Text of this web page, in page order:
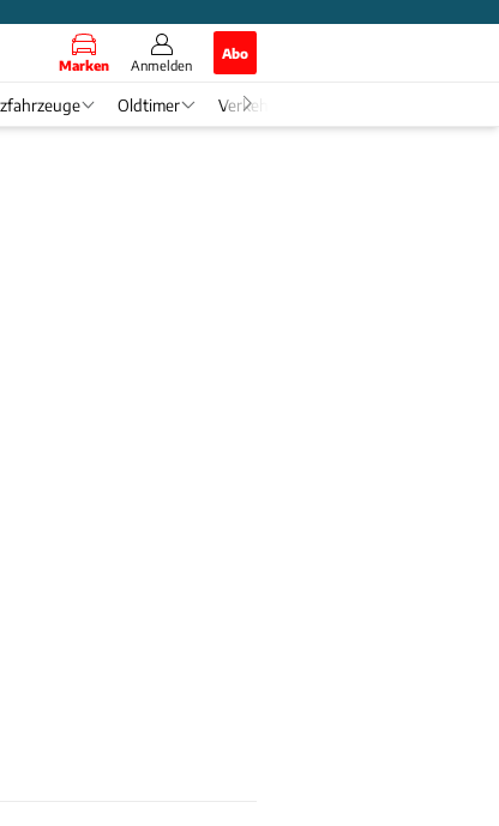
Marken Anmelden
Abo
Oldtimer Verkehr